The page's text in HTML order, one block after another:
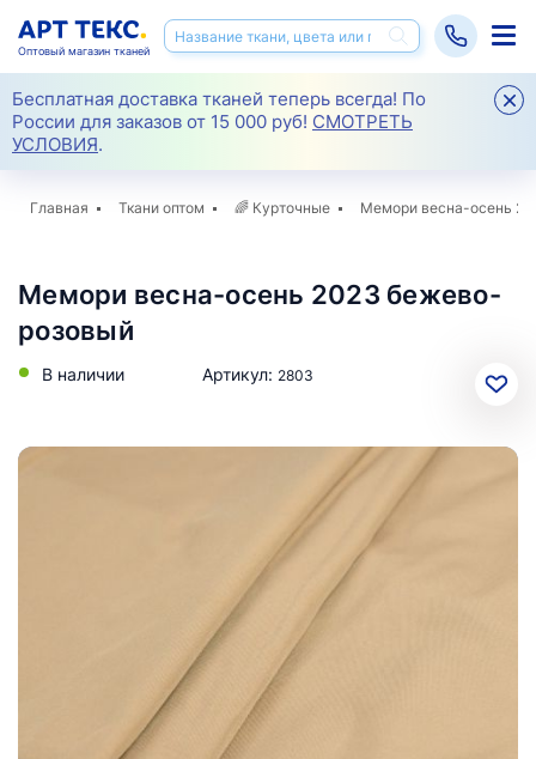
Бесплатная доставка тканей теперь всегда! По
России для заказов от 15 000 руб! СМОТРЕТЬ
УСЛОВИЯ.
Оптовый магазин тканей
Главная Ткани оптом 🌈 Курточные Мемори весна-осень
Мемори весна-осень 2023 бежево-
розовый
В наличии Артикул: 2803